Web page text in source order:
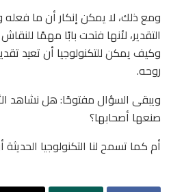
ومع ذلك، لا يمكن إنكار أن ما
التقدير، لأنها فتحت بابًا مهمًا
وكيف يمكن للتكنولوجيا أن تعيد
روحه.
ويبقى السؤال مفتوحًا: هل نشاهد
صنعها أصحابها؟
أم كما تسمح لنا التكنولوجيا الحديثة